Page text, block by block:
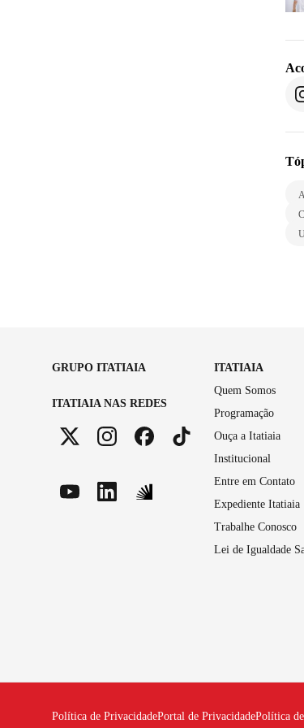
GRUPO ITATIAIA
ITATIAIA NAS REDES
ITATIAIA
Quem Somos
Programação
Ouça a Itatiaia
Institucional
Entre em Contato
Expediente Itatiaia
Trabalhe Conosco
Lei de Igualdade
Política de PrivacidadePortal de PrivacidadePolítica